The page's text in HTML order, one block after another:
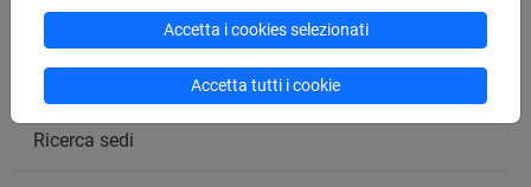
Ricerca insegnamenti
Ricerca sedi
Accetta i cookies selezionati
Accetta tutti i cookie